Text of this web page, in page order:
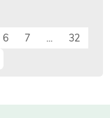
6 7 ...
32